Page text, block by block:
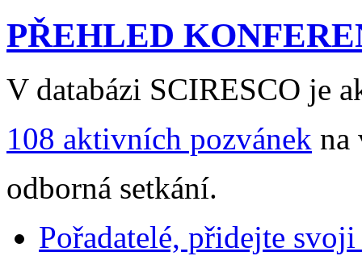
PŘEHLED
V databázi SCIRESCO je
108 aktivních pozvánek na
odborná setkání.
Pořadatelé, přidejte